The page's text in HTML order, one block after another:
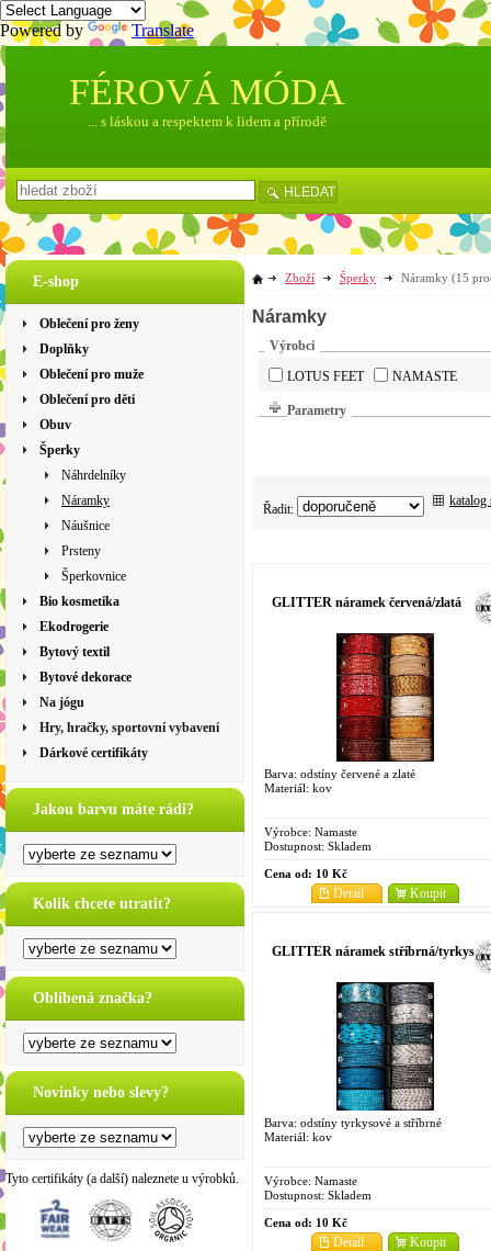
Powered by Translate
E-shop
Oblečení pro ženy
Doplňky
Oblečení pro muže
Oblečení pro děti
Obuv
Šperky
Náhrdelníky
Náramky
Náušnice
Prsteny
Šperkovnice
Bio kosmetika
Ekodrogerie
Bytový textil
Bytové dekorace
Na jógu
Hry, hračky, sportovní vybavení
Dárkové certifikáty
Jakou barvu máte rádi?
Kolik chcete utratit?
Oblíbená značka?
Novinky nebo slevy?
Tyto certifikáty (a další) naleznete u výrobků.
Zboží Šperky Náramky (15
Náramky
Výrobci
LOTUS FEET
NAMASTE
Parametry
Řadit:
katalog
GLITTER náramek červená/zlatá
Barva: odstíny červené a zlaté
Materiál: kov
Výrobce: Namaste
Dostupnost: Skladem
Cena od: 10 Kč
Koupit
Detail
GLITTER náramek stříbrná/
Barva: odstíny tyrkysové a stříbrné
Materiál: kov
Výrobce: Namaste
Dostupnost: Skladem
Cena od: 10 Kč
Koupit
Detail
FÉROVÁ MÓDA
... s láskou a respektem k lidem a přírodě
HLEDAT